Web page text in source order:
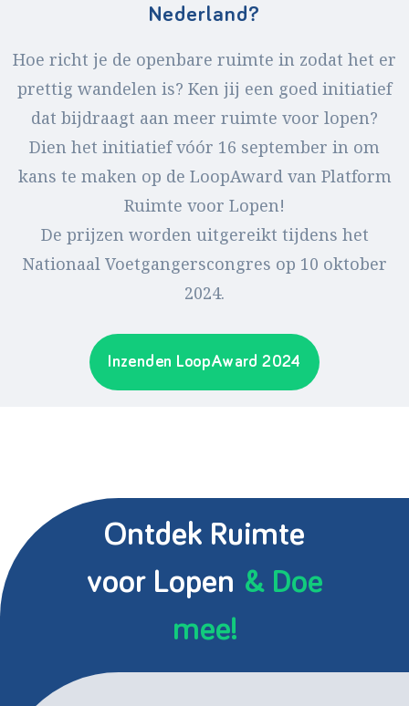
Nederland?
Hoe richt je de openbare ruimte in zodat het er
prettig wandelen is? Ken jij een goed initiatief
dat bijdraagt aan meer ruimte voor lopen?
Dien het initiatief vóór 16 september in om
kans te maken op de LoopAward van Platform
Ruimte voor Lopen!
De prijzen worden uitgereikt tijdens het
Nationaal Voetgangerscongres op 10 oktober
2024.
Inzenden LoopAward 2024
Ontdek Ruimte
voor Lopen & Doe
mee!